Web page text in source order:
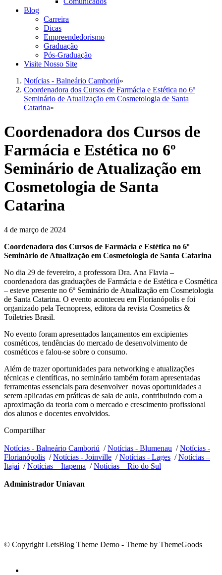
Blog
Carreira
Dicas
Empreendedorismo
Graduação
Pós-Graduação
Visite Nosso Site
Notícias - Balneário Camboriú»
Coordenadora dos Cursos de Farmácia e Estética no 6º
Seminário de Atualização em Cosmetologia de Santa
Catarina»
Coordenadora dos Cursos de
Farmácia e Estética no 6º
Seminário de Atualização em
Cosmetologia de Santa
Catarina
4 de março de 2024
Coordenadora dos Cursos de Farmácia e Estética no 6º
Seminário de Atualização em Cosmetologia de Santa Catarina
No dia 29 de fevereiro, a professora Dra. Ana Flavia –
coordenadora das graduações de Farmácia e de Estética e Cosmética
– esteve presente no 6º Seminário de Atualização em Cosmetologia
de Santa Catarina. O evento aconteceu em Florianópolis e foi
organizado pela Tecnopress, editora da revista Cosmetics &
Toiletries Brasil.
No evento foram apresentados lançamentos em excipientes
cosméticos, tendências do mercado de desenvolvimento de
cosméticos e falou-se sobre o consumo.
Além de trazer oportunidades para networking e atualizações
técnicas e científicas, no seminário também foram apresentadas
ferramentas essenciais para desenvolver novas oportunidades a
serem aplicadas em práticas de sala de aula, contribuindo com a
aproximação da teoria com o mercado e crescimento profissional
dos alunos e docentes envolvidos.
Compartilhar
Notícias - Balneário Camboriú /Notícias - Blumenau /Notícias -
Florianópolis /Notícias - Joinville /Notícias - Lages /Notícias –
Itajaí/Notícias – Itapema /Notícias – Rio do Sul
Administrador Uniavan
© Copyright LetsBlog Theme Demo - Theme by ThemeGoods